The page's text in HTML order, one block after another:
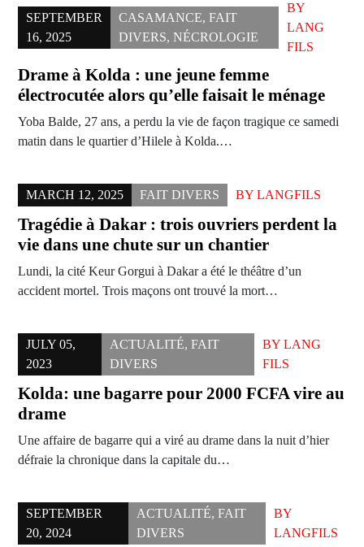
SEPTEMBER
16, 2025
CASAMANCE, FAIT
DIVERS, NÉCROLOGIE
BY
LANG
FILS
Drame à Kolda : une jeune femme
électrocutée alors qu’elle faisait le ménage
Yoba Balde, 27 ans, a perdu la vie de façon tragique ce samedi
matin dans le quartier d’Hilele à Kolda.…
MARCH 12, 2025 FAIT DIVERS BY LANGFILS
Tragédie à Dakar : trois ouvriers perdent la
vie dans une chute sur un chantier
Lundi, la cité Keur Gorgui à Dakar a été le théâtre d’un
accident mortel. Trois maçons ont trouvé la mort…
JULY 05,
2023
ACTUALITÉ, FAIT
DIVERS
BYLANG
FILS
Kolda: une bagarre pour 2000 FCFA vire au
drame
Une affaire de bagarre qui a viré au drame dans la nuit d’hier
défraie la chronique dans la capitale du…
SEPTEMBER
20, 2024
ACTUALITÉ, FAIT
DIVERS
BY
LANGFILS